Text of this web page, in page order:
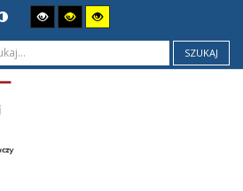
SZUKAJ